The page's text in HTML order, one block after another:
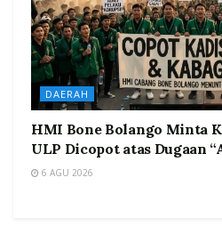
DAERAH
HMI Bone Bolango Minta
ULP Dicopot atas Dugaan
6 AGU 2026